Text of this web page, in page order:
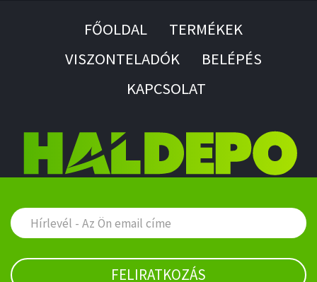
FŐOLDAL
TERMÉKEK
VISZONTELADÓK
BELÉPÉS
KAPCSOLAT
FELIRATKOZÁS